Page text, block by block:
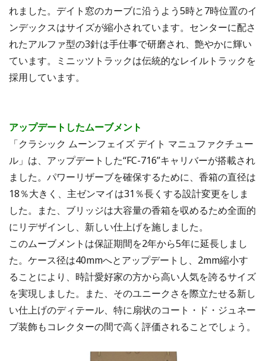
れました。デイト窓のカーブに沿うよう5時と7時位置のイ
ンデックスはサイズが縮小されています。センターに配さ
れたアルファ型の3針は手仕事で研磨され、艶やかに輝い
ています。ミニッツトラックは伝統的なレイルトラックを
採用しています。
アップデートしたムーブメント
「クラシック ムーンフェイズ デイト マニュファクチュー
ル」は、アップデートした“FC-716”キャリバーが搭載され
ました。パワーリザーブを確保するために、香箱の直径は
18％大きく、主ゼンマイは31％長くする設計変更をしま
した。また、ブリッジは大容量の香箱を収めるため全面的
にリデザインし、新しい仕上げを施しました。
このムーブメントは保証期間を2年から5年に延長しまし
た。ケース径は40mmへとアップデートし、2mm縮小す
ることにより、時計愛好家の方から高い人気を誇るサイズ
を実現しました。また、そのユニークさを際立たせる新し
い仕上げのディテール、特に扇状のコート・ド・ジュネー
ブ装飾もコレクターの間で高く評価されることでしょう。